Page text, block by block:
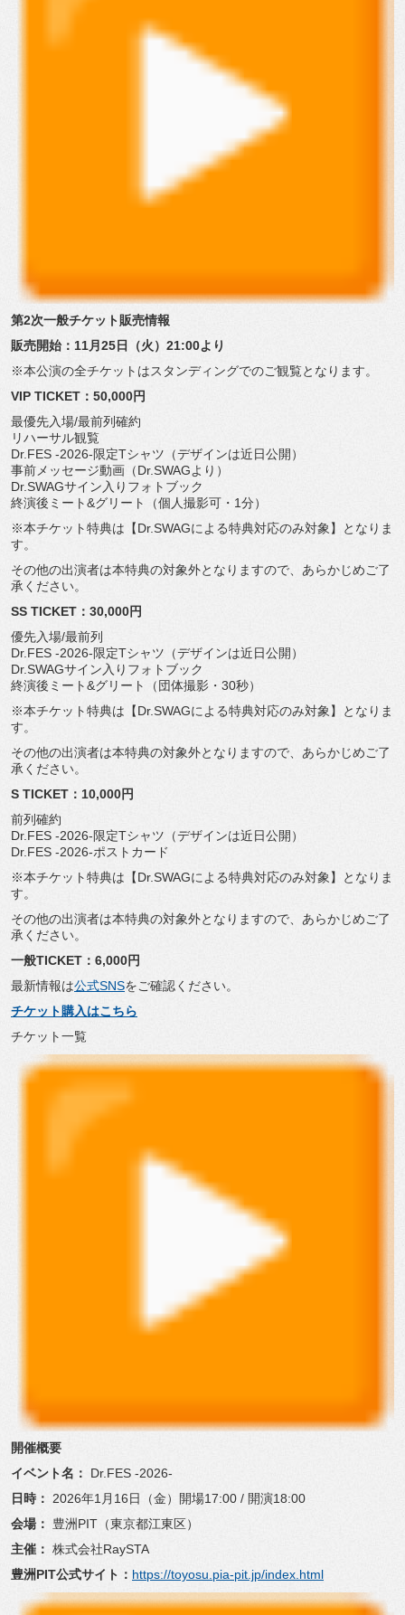
第2次一般チケット販売情報
販売開始：11月25日（火）21:00より
※本公演の全チケットはスタンディングでのご観覧となります。
VIP TICKET：50,000円
最優先入場/最前列確約
リハーサル観覧
Dr.FES -2026-限定Tシャツ（デザインは近日公開）
事前メッセージ動画（Dr.SWAGより）
Dr.SWAGサイン入りフォトブック
終演後ミート&グリート（個人撮影可・1分）
※本チケット特典は【Dr.SWAGによる特典対応のみ対象】
となりま
す。
その他の出演者は本特典の対象外となりますので、 あらかじめご了
承ください。
SS TICKET：30,000円
優先入場/最前列
Dr.FES -2026-限定Tシャツ（デザインは近日公開）
Dr.SWAGサイン入りフォトブック
終演後ミート&グリート（団体撮影・30秒）
※本チケット特典は【Dr.SWAGによる特典対応のみ対象】
となりま
す。
その他の出演者は本特典の対象外となりますので、 あらかじめご了
承ください。
S TICKET：10,000円
前列確約
Dr.FES -2026-限定Tシャツ（デザインは近日公開）
Dr.FES -2026-ポストカード
※本チケット特典は【Dr.SWAGによる特典対応のみ対象】
となりま
す。
その他の出演者は本特典の対象外となりますので、 あらかじめご了
承ください。
一般TICKET：6,000円
最新情報は公式SNSをご確認ください。
チケット購入はこちら
チケット一覧
開催概要
イベント名：
Dr.FES -2026-
日時：
2026年1月16日（金）開場17:00 / 開演18:00
会場：
豊洲PIT（東京都江東区）
主催： 株式会社RaySTA
豊洲PIT公式サイト： https://toyosu.pia-pit.jp/index.html